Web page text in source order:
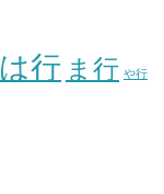
は行 ま行 や行